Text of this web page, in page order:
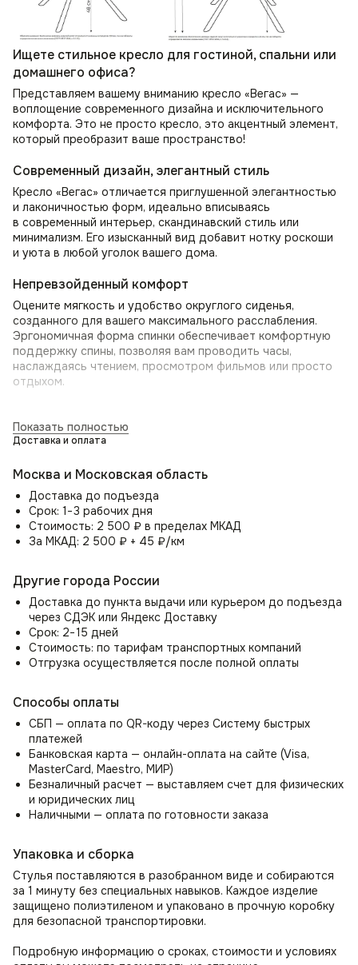
Ищете стильное кресло для гостиной, спальни или
домашнего офиса?
Представляем вашему вниманию кресло «Вегас» —
воплощение современного дизайна и исключительного
комфорта. Это не просто кресло, это акцентный элемент,
который преобразит ваше пространство!
Современный дизайн, элегантный стиль
Кресло «Вегас» отличается приглушенной элегантностью
и лаконичностью форм, идеально вписываясь
в современный интерьер, скандинавский стиль или
минимализм. Его изысканный вид добавит нотку роскоши
и уюта в любой уголок вашего дома.
Непревзойденный комфорт
Оцените мягкость и удобство округлого сиденья,
созданного для вашего максимального расслабления.
Эргономичная форма спинки обеспечивает комфортную
поддержку спины, позволяя вам проводить часы,
наслаждаясь чтением, просмотром фильмов или просто
отдыхом.
Подлокотники кресла плавно переходят в спинку, образуя
единый, обволакивающий «кокон». Визуально кажется, что
добавляя креслу легкости и изящества. Эта оригинальная
деталь делает дизайн кресла «Вегас» запоминающимся
и привлекательным.
Вращение на 360°
вращения на 360 градусов делает кресло «Вегас»
невероятно удобным и функциональным, позволяя вам
легко менять направление и общаться с окружающими.
Премиальные материалы
Обивка кресла выполнена из матового микровелюра —
от прикосновений), сохраняя безупречный вид. Благодаря
флисовой подложке, обивка приобретает дополнительную
мягкость и объем, делая кресло еще комфортнее.
Аккуратная прострочка на сиденье и спинке придает
креслу структурированный вид и предотвращает
деформацию обивки.
Преимущества кресла «Вегас»
Четыре наклонные ножки из металла, расходящиеся
от центра, обеспечивают устойчивость и современный
вид кресла.
Элегантный дизайн: Идеально для современной
гостиной, спальни или кабинета.
Эргономичная форма: Комфортная поддержка спины.
подлокотников и спинки.
Показать полностью
Доставка и оплата
Москва и Московская область
Доставка до подъезда
Срок: 1−3 рабочих дня
Стоимость: 2 500 ₽ в пределах МКАД
За МКАД: 2 500 ₽ + 45 ₽/км
Другие города России
Доставка до пункта выдачи или курьером до подъезда
через СДЭК или Яндекс Доставку
Срок: 2−15 дней
Стоимость: по тарифам транспортных компаний
Отгрузка осуществляется после полной оплаты
Способы оплаты
СБП — оплата по QR-коду через Систему быстрых
платежей
Банковская карта — онлайн-оплата на сайте (Visa,
MasterCard, Maestro, МИР)
Безналичный расчет — выставляем счет для физических
и юридических лиц
Наличными — оплата по готовности заказа
Упаковка и сборка
Стулья поставляются в разобранном виде и собираются
за 1 минуту без специальных навыков. Каждое изделие
защищено полиэтиленом и упаковано в прочную коробку
для безопасной транспортировки.
Подробную информацию о сроках, стоимости и условиях